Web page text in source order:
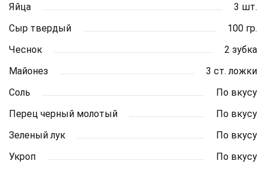
Яйца
3 шт.
Сыр твердый
100 гр.
Чеснок
2 зубка
Майонез
3 ст. ложки
Соль
По вкусу
Перец черный молотый
По вкусу
Зеленый лук
По вкусу
Укроп
По вкусу